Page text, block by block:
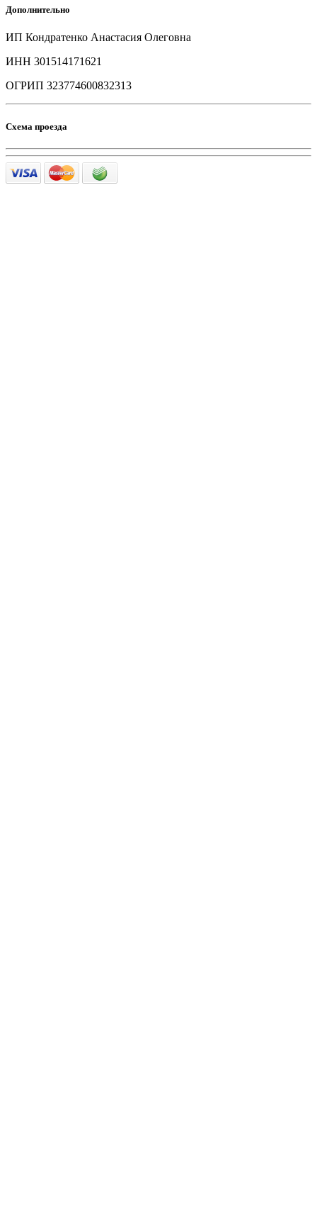
Дополнительно
ИП Кондратенко Анастасия Олеговна
ИНН 301514171621
ОГРИП 323774600832313
Схема проезда